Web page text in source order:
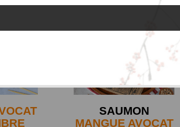
SAUMON
MANGUE AVOCAT